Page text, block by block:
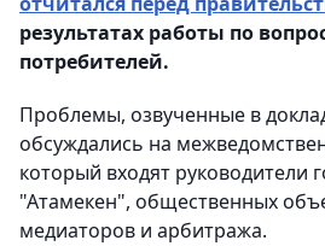
результатах работы по
потребителей.
Проблемы, озвученные в
обсуждались на
который входят руководители
"Атамекен", общественных
медиаторов и арбитража.